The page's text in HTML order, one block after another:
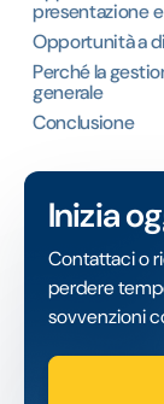
presentazione
Opportunità a
Perché la
generale
Conclusione
Inizia
Contattaci o
perdere
sovvenzioni